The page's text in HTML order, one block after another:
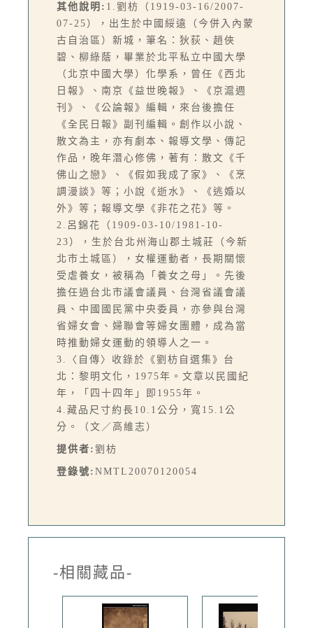
其他說明: 1.劉枋（1919-03-16/2007-
07-25），出生於中國綏遠（今併入內蒙
古自治區）新城，筆名：狄荻、趙俠
碧、柳綠蔭，畢業於北平私立中國大學
（北京中國大學）化學系，曾任《西北
日報》、南京《益世晚報》、《京滬週
刊》、《公論報》編輯，來台後擔任
《全民日報》副刊編輯。創作以小說、
散文為主，亦有劇本、報導文學、傳記
作品，晚年潛心修佛，著有：散文《千
佛山之戀》、《假如我成了家》、《烹
調漫談》等；小說《逝水》、《逃婚以
外》等；報導文學《非花之花》等。
2.呂錦花（1909-03-10/1981-10-
23），生於台北州海山郡土城莊（今新
北市土城區），女權運動者，長期關懷
受虐養女，被稱為「養女之母」。先後
擔任過台北市議會議員、台灣省議會議
員、中國國民黨中央委員，亦參與台灣
省婦女會、婦聯會等婦女團體，成為當
時推動婦女運動的領導人之一。
3.〈自傳〉收錄於《劉枋自選集》台
北：黎明文化，1975年。文章以民國紀
年，「四十四年」即1955年。
4.藏品尺寸約長10.1公分，寬15.1公
分。（文／高維志）
提供者: 劉枋
登錄號: NMTL20070120054
-相關藏品-